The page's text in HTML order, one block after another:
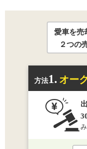
愛車を売
２つの
方法1. オー